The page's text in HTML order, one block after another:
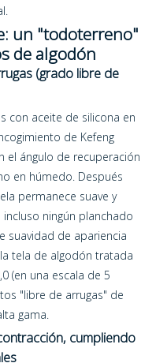
un "todoterreno"
de algodón
(grado libre de
con aceite de silicona en
de Kefeng
el ángulo de recuperación
en húmedo. Después
permanece suave y
ningún planchado
suavidad de apariencia
la tela de algodón tratada
(en una escala de 5
"libre de arrugas" de
gama.
cumpliendo